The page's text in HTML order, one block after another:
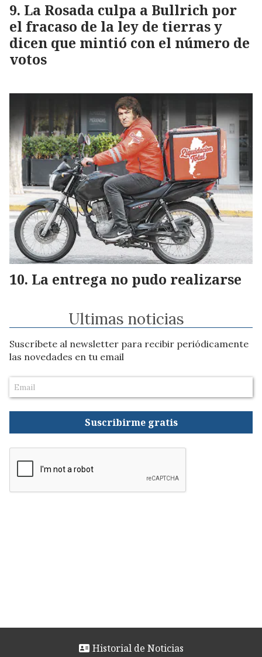
La Rosada culpa a Bullrich por
el fracaso de la ley de tierras y
dicen que mintió con el número de
votos
La entrega no pudo realizarse
Ultimas noticias
Suscríbete al newsletter para recibir periódicamente
las novedades en tu email
Suscribirme gratis
Historial de Noticias